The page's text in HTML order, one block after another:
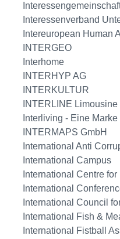
Interessenverband
Intereuropean Human
INTERGEO
Interhome
INTERHYP AG
INTERKULTUR
INTERLINE
Interliving - Eine Marke
INTERMAPS GmbH
International Anti
International Campus
International Centre for
International
International Council
International Fish &
International Fistball